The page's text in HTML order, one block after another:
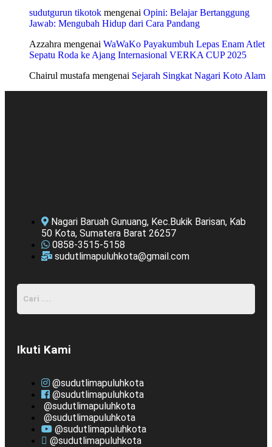
sudutgurun tikotok mengenai Opini: Belajar Bertanggung
Jawab: Mengubah Hidup dari Cara Pandang
Azzahra mengenai WaWaKo Payakumbuh Lepas Enam Atlet
Sepatu Roda ke Ajang Internasional VERKA CUP 2025
Chairul mustafa mengenai Sejarah Singkat Nagari Koto Alam
Nagari Baruah Gunuang, Kec.Bukik Barisan, Kab
50 Kota, Sumatera Barat 26257
0858-3515-5158
sudutlimapuluhkota@gmail.com
Ikuti Kami
@sudutlimapuluhkota
@sudutlimapuluhkota
@sudutlimapuluhkota
@sudutlimapuluhkota
@sudutlimapuluhkota
@sudutlimapuluhkota